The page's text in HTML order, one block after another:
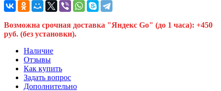
Возможна срочная доставка "Яндекс Go" (до 1 часа): +450
руб. (без установки).
Наличие
Отзывы
Как купить
Задать вопрос
Дополнительно